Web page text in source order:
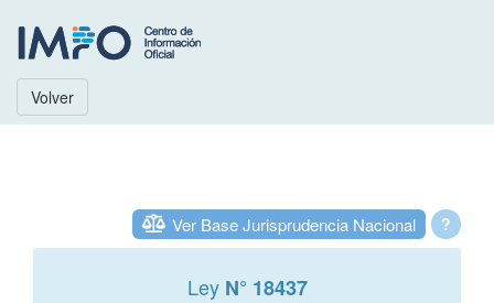
Volver
?
Ver Base Jurisprudencia Nacional
Ley N° 18437